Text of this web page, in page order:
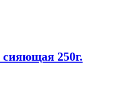
250г.